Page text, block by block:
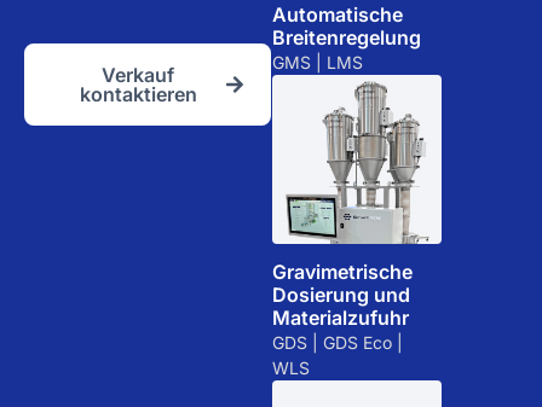
Verkauf
kontaktieren
Automatische
Breitenregelung
GMS | LMS
Gravimetrische
Dosierung und
Materialzufuhr
GDS | GDS Eco |
WLS